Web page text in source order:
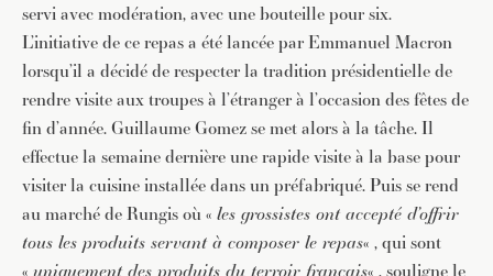
servi avec modération, avec une bouteille pour six.
L’initiative de ce repas a été lancée par Emmanuel Macron
lorsqu’il a décidé de respecter la tradition présidentielle de
rendre visite aux troupes à l’étranger à l’occasion des fêtes de
fin d’année. Guillaume Gomez se met alors à la tâche. Il
effectue la semaine dernière une rapide visite à la base pour
visiter la cuisine installée dans un préfabriqué. Puis se rend
au marché de Rungis où « les grossistes ont accepté d’offrir
tous les produits servant à composer le repas« , qui sont